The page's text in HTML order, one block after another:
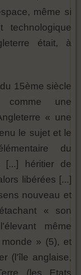
même si
technologique
était, à
15ème siècle
une
« une
le sujet et le
du
[...] héritier de
libérées [...]
nouveau et
« son
même
» (5), et
(l'île anglaise,
(les Etats